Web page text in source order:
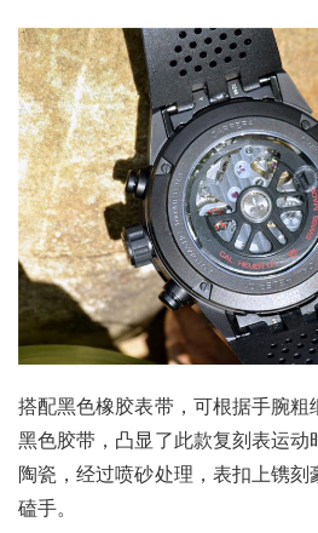
搭配黑色橡胶表带，可根据手腕粗
黑色胶带，凸显了此款复刻表运
陶瓷，经过喷砂处理，表扣上镌
磕手。